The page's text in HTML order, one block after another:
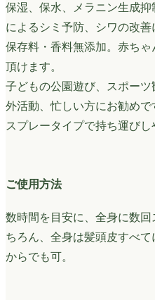
保湿、保水、メラニン生成
によるシミ予防、シワの改善
保存料・香料無添加。赤ち
頂けます。
子どもの公園遊び、スポー
外活動、忙しい方にお勧めで
スプレータイプで持ち運びし
ご使用方法
数時間を目安に、全身に数
ちろん、全身は髪頭皮すべ
からでも可。